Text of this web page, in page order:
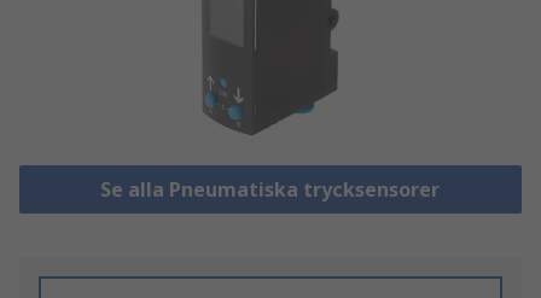
Se alla Pneumatiska trycksensorer